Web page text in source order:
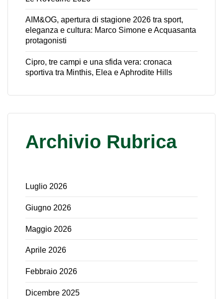
AIM&OG, apertura di stagione 2026 tra sport,
eleganza e cultura: Marco Simone e Acquasanta
protagonisti
Cipro, tre campi e una sfida vera: cronaca
sportiva tra Minthis, Elea e Aphrodite Hills
Archivio Rubrica
Luglio 2026
Giugno 2026
Maggio 2026
Aprile 2026
Febbraio 2026
Dicembre 2025